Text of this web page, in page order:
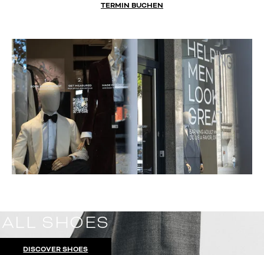
TERMIN BUCHEN
ALL SHOES
DISCOVER SHOES